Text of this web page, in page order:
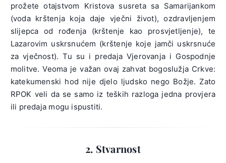
prožete otajstvom Kristova susreta sa Samarijankom
(voda krštenja koja daje vječni život), ozdravljenjem
slijepca od rođenja (krštenje kao prosvjetljenje), te
Lazarovim uskrsnućem (krštenje koje jamči uskrsnuće
za vječnost). Tu su i predaja Vjerovanja i Gospodnje
molitve. Veoma je važan ovaj zahvat bogoslužja Crkve:
katekumenski hod nije djelo ljudsko nego Božje. Zato
RPOK veli da se samo iz teških razloga jedna provjera
ili predaja mogu ispustiti.
2. Stvarnost